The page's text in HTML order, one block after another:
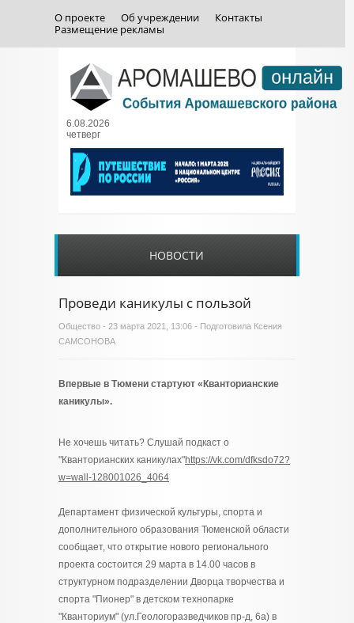
О проекте Об учреждении
Контакты
Размещение рекламы
6.08.2026
четверг
НОВОСТИ
Проведи каникулы с пользой
Общество - 23 марта 2021, 13:06 - Подготовила Ксения
САМСОНОВА
Впервые в Тюмени стартуют «Кванторианские
каникулы».
Не хочешь читать? Слушай подкаст о
"Кванторианских каникулах"https://vk.com/dfksdo72?
w=wall-128001026_4064
Департамент физической культуры, спорта и
дополнительного образования Тюменской области
сообщает, что открытие нового регионального
проекта состоится 29 марта в 14.00 часов в
структурном подразделении Дворца творчества и
спорта "Пионер" в детском технопарке
"Кванториум" (ул.Геологоразведчиков пр-д, 6а) в